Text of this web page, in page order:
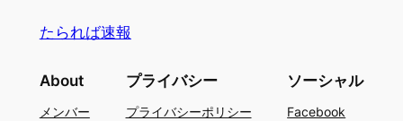
たられば速報
About
メンバー
プライバシー
プライバシーポリシー
ソーシャル
Facebook